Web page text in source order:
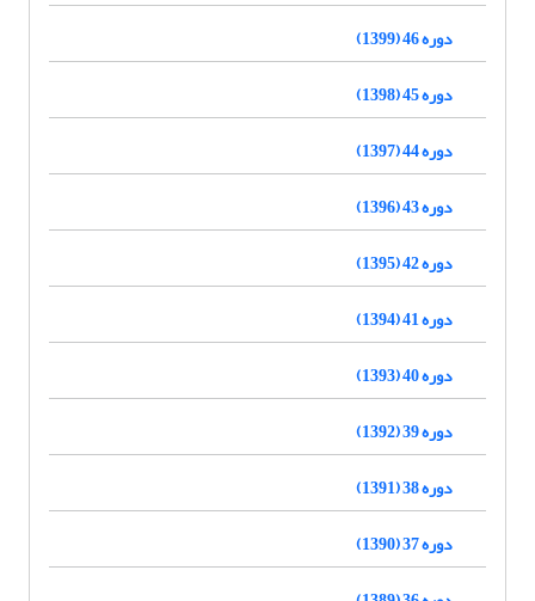
دوره 46 (1399)
دوره 45 (1398)
دوره 44 (1397)
دوره 43 (1396)
دوره 42 (1395)
دوره 41 (1394)
دوره 40 (1393)
دوره 39 (1392)
دوره 38 (1391)
دوره 37 (1390)